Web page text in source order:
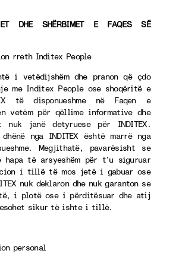
DHE SHËRBIMET E FAQES SË
rreth Inditex People
i vetëdijshëm dhe pranon që çdo
me Inditex People ose shoqëritë e
të disponueshme në Faqen e
vetëm për qëllime informative dhe
janë detyruese për INDITEX.
nga INDITEX është marrë nga
Megjithatë, pavarësisht se
hapa të arsyeshëm për t’u siguruar
i tillë të mos jetë i gabuar ose
nuk deklaron dhe nuk garanton se
i plotë ose i përditësuar dhe atij
sikur të ishte i tillë.
personal